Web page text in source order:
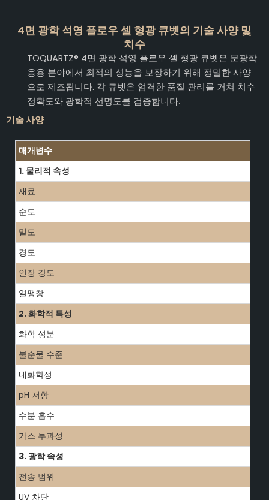
4면 광학 석영 플로우 셀 형광 큐벳의 기술 사양 및
치수
TOQUARTZ® 4면 광학 석영 플로우 셀 형광 큐벳은 분광학
응용 분야에서 최적의 성능을 보장하기 위해 정밀한 사양
으로 제조됩니다. 각 큐벳은 엄격한 품질 관리를 거쳐 치수
정확도와 광학적 선명도를 검증합니다.
기술 사양
매개변수
1. 물리적 속성
재료
순도
밀도
경도
인장 강도
열팽창
2. 화학적 특성
화학 성분
불순물 수준
내화학성
pH 저항
수분 흡수
가스 투과성
3. 광학 속성
전송 범위
UV 차단